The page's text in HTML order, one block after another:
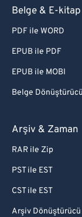
Belge & E-kitap
PDF ile WORD
EPUB ile PDF
EPUB ile MOBI
Belge Dönüştürücü
Arşiv & Zaman
RAR ile Zip
PST ile EST
CST ile EST
Arşiv Dönüştürücü